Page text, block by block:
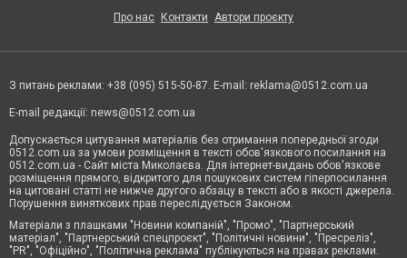
Про нас Контакти Автори проєкту
З питань реклами: +38 (095) 515-50-87. E-mail: reklama@0512.com.ua
E-mail редакції: news@0512.com.ua
Допускається цитування матеріалів без отримання попередньої згоди
0512.com.ua за умови розміщення в тексті обов'язкового посилання на
0512.com.ua - Сайт міста Миколаєва. Для інтернет-видань обов'язкове
розміщення прямого, відкритого для пошукових систем гіперпосилання
на цитовані статті не нижче другого абзацу в тексті або в якості джерела.
Порушення виняткових прав переслідується Законом.
Матеріали з плашками "Новини компаній", "Промо", "Партнерський
матеріал", "Партнерський спецпроєкт", "Політичні новини", "Пресреліз",
"PR", "Офіційно", "Політична реклама" публікуються на правах реклами.